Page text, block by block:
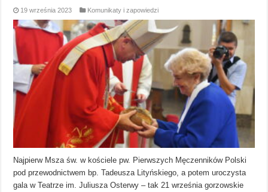
19 września 2023 Komunikaty i zapowiedzi
Najpierw Msza św. w kościele pw. Pierwszych Męczenników Polski
pod przewodnictwem bp. Tadeusza Lityńskiego, a potem uroczysta
gala w Teatrze im. Juliusza Osterwy – tak 21 września gorzowskie